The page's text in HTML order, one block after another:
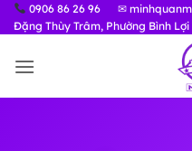
Bỏ
qua
dung
0906 86 26 96 ✉
Đặng Thùy Trâm, Phường Bình Lợi